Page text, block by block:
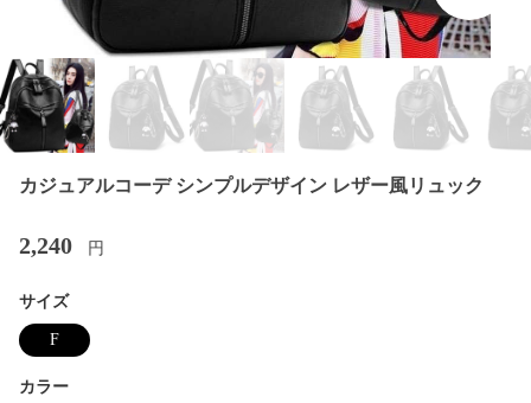
カジュアルコーデ シンプルデザイン レザー風リュック
2,240 円
サイズ
F
カラー